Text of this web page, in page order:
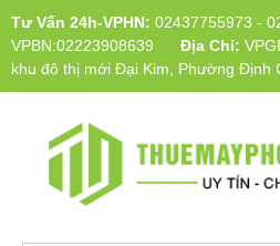
Tư Vấn 24h-VPHN: 02437755973 -
VPBN:02223908639
Địa Chỉ:
khu đô thị mới Đại Kim, Phường Định